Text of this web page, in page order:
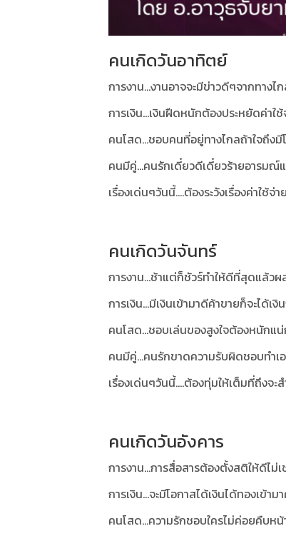
คนเกิดวันอาทิตย์
การงาน...งานอาจจะมีข่าวดีๆจากทาง
การเงิน...เงินฝืดหนักต้องประหยัดค่าใ
คนโสด...ชอบคนที่อยู่ทางไกลถ้าใจถึงมี
คนมีคู่...คนรักเดี๋ยวดีเดี๋ยวร้ายอารมณ์
เรื่องเด่นๆวันนี้....ต้องระวังเรื่องค่าใช้จ่าย
คนเกิดวันจันทร์
การงาน...ช้าแต่ก็ชัวร์ทำให้ดีที่สุดแล้ว
การเงิน...มีเงินเข้ามาดีค้าขายก็จะได้เงิ
คนโสด...ชอบเล่นของสูงใจต้องหนักแ
คนมีคู่...คนรักขาดความรับผิดชอบทำเ
เรื่องเด่นๆวันนี้....ต้องทุ่มให้เต็มที่ถึงจะ
คนเกิดวันอังคาร
การงาน...การสื่อสารต้องตั้งสติให้ดีไม่
การเงิน...จะมีโอกาสได้เงินได้ทองเข้าม
คนโสด...ความรักชอบใครไม่ค่อยคืบห